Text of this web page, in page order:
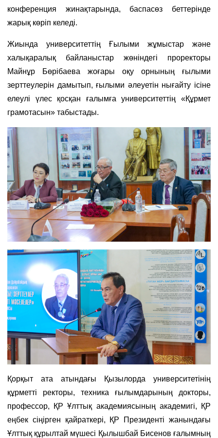
конференция жинақтарында, баспасөз беттерінде
жарық көріп келеді.
Жиында университеттің Ғылыми жұмыстар және
халықаралық байланыстар жөніндегі проректоры
Майнұр Бөрібаева жоғары оқу орнының ғылыми
зерттеулерін дамытып, ғылыми әлеуетін нығайту ісіне
елеулі үлес қосқан ғалымға университеттің «Құрмет
грамотасын» табыстады.
Қорқыт ата атындағы Қызылорда университетінің
құрметті ректоры, техника ғылымдарының докторы,
профессор, ҚР Ұлттық академиясының академигі, ҚР
еңбек сіңірген қайраткері, ҚР Президенті жанындағы
Ұлттық құрылтай мүшесі Қылышбай Бисенов ғалымның